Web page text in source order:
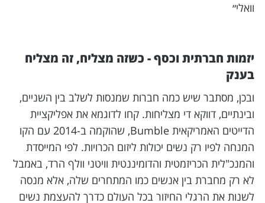
וואלי״
יזמות חברתית וכסף - כשזה מצליח, זה מצליח
בענק
ובכן, מסתבר שיש כמה חברות שמנסות לשלב בין השניים,
ובינתיים, דווקא די מצליחות. קחו לדוגמא את אפליקציית
הדייטים האמריקאית Bumble, שהוקמה ב-2014 עם הקו
המנחה לפיו רק נשים יכולות ליזום הכרויות. לפי המייסדת
והמנכ"לית הכריזמטית והדומיננטית וויטני וולף הרד, באמבל
לא רק מחברת בין אנשים כמו המתחרים שלה, אלא מנסה
לשנות את הרגלי החיזור בכל העולם כדרך להעצמת נשים